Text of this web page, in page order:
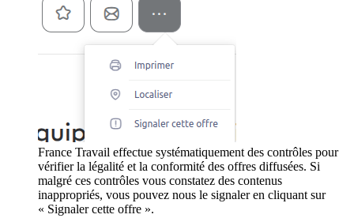
France Travail effectue systématiquement des contrôles pour
vérifier la légalité et la conformité des offres diffusées. Si
malgré ces contrôles vous constatez des contenus
inappropriés, vous pouvez nous le signaler en cliquant sur
« Signaler cette offre ».